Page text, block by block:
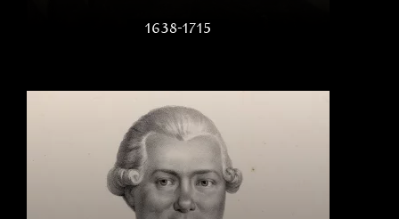
1638-1715